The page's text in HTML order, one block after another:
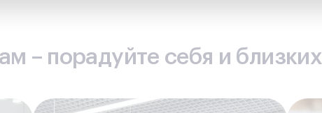
– порадуйте себя и близких